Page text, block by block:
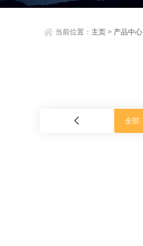
当前位置： 主页 > 产品中心
全部